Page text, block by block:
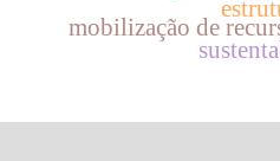
mobilização de